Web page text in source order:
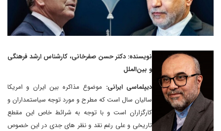
نویسنده: دکتر حسن صفرخانی، کارشناس ارشد فرهنگی
و بین‌الملل
دیپلماسی ایرانی: موضوع مذاکره بین ایران و امریکا
سالیان سال است که مطرح و مورد توجه سیاستمداران و
کارگزاران است و با توجه به شرائط خاص این مقطع
تاریخی و علی رغم نقد و نظر های جدی در این خصوص